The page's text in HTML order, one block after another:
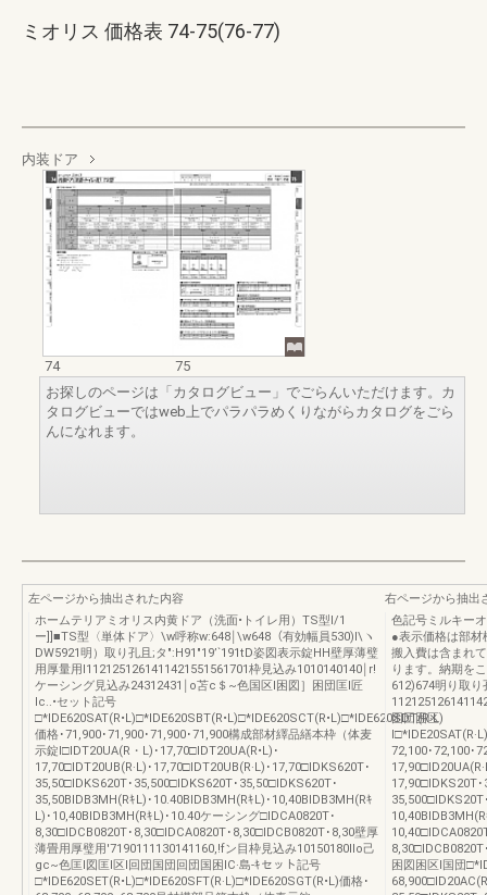
ミオリス 価格表 74-75(76-77)
内装ドア
74
75
お探しのページは「カタログビュー」でごらんいただけます。カ
タログビューではweb上でパラパラめくりながらカタログをごら
んになれます。
左ページから抽出された内容
ホームテリアミオリス内黄ドア（洗面•トイレ用）TS型l/1
ー]]■TS型〈単体ドア〉\w呼称w:648￨\w648（有効幅員530)I\ヽ
DW5921明）取り孔且;タ":H91"19’`191tD姿図表示錠HH壁厚薄璧
用厚量用l1121251261411421551561701枠見込み1010140140￨r!
ケーシング見込み24312431￨o苫c＄~色国区l困図］困団匡l匠
lc..•セット記号
□*IDE620SAT(R•L)□*IDE620SBT(R•L)□*IDE620SCT(R•L)□*IDE620SDT(R·L)
価格･71,900･71,900･71,900･71,900構成部材繹品繕本枠（体麦
示錠I□IDT20UA(R・L)･17,70□IDT20UA(R•L)･
17,70□IDT20UB(R·L)･17,70□IDT20UB(R·L)･17,70□IDKS620T･
35,50□IDKS620T･35,500□IDKS620T･35,50□IDKS620T･
35,50BIDB3MH(RｷL)･10.40BIDB3MH(RｷL)･10,40BIDB3MH(Rｷ
L)･10,40BIDB3MH(RｷL)･10.40ケーシング□IDCA0820T･
8,30□IDCB0820T･8,30□IDCA0820T･8,30□IDCB0820T･8,30壁厚
薄畳用厚璧用'7190111130141160,!fン目枠見込み10150180Ilo己
gc~色匡l図匡l区l回団国団回団国困IC·島-ｷセット記号
□*IDE620SET(R•L)□*IDE620SFT(R·L)□*IDE620SGT(R•L)価格･
右ページから抽出
色記号ミルキー
●表示価格は部材
搬入費は含まれ
ります。納期を
612)674明り取
困団困区
72,100･72,100･
17,90□IDKS20T
困図困区l国団